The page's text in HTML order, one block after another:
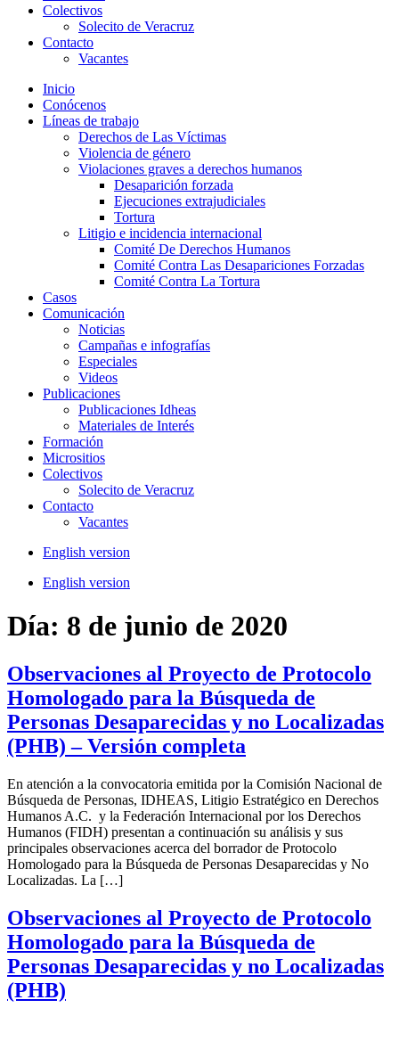
Colectivos
Solecito de Veracruz
Contacto
Vacantes
Inicio
Conócenos
Líneas de trabajo
Derechos de Las Víctimas
Violencia de género
Violaciones graves a derechos humanos
Desaparición forzada​
Ejecuciones extrajudiciales
Tortura
Litigio e incidencia internacional
Comité De Derechos Humanos​
Comité Contra Las Desapariciones Forzadas
Comité Contra La Tortura​
Casos
Comunicación
Noticias
Campañas e infografías
Especiales
Videos
Publicaciones
Publicaciones Idheas
Materiales de Interés
Formación
Micrositios
Colectivos
Solecito de Veracruz
Contacto
Vacantes
English version
English version
Día: 8 de junio de 2020
Observaciones al Proyecto de Protocolo
Homologado para la Búsqueda de
Personas Desaparecidas y no Localizadas
(PHB) – Versión completa
En atención a la convocatoria emitida por la Comisión Nacional de
Búsqueda de Personas, IDHEAS, Litigio Estratégico en Derechos
Humanos A.C. y la Federación Internacional por los Derechos
Humanos (FIDH) presentan a continuación su análisis y sus
principales observaciones acerca del borrador de Protocolo
Homologado para la Búsqueda de Personas Desaparecidas y No
Localizadas. La […]
Observaciones al Proyecto de Protocolo
Homologado para la Búsqueda de
Personas Desaparecidas y no Localizadas
(PHB)